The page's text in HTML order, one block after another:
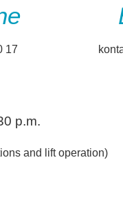
17
p.m.
and lift operation)